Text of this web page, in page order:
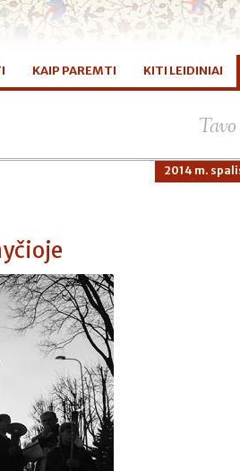
KAIP PAREMTI KITI LEIDINIAI
2014 m.